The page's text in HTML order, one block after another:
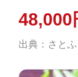
よく
問い
48,000
出典：さと